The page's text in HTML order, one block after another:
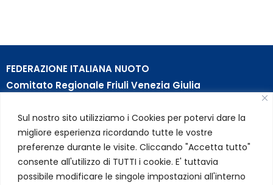
Sul nostro sito utilizziamo i Cookies per potervi dare la
migliore esperienza ricordando tutte le vostre
preferenze durante le visite. Cliccando "Accetta tutto"
consente all'utilizzo di TUTTI i cookie. E' tuttavia
possibile modificare le singole impostazioni all'interno
FEDERAZIONE ITALIANA NUOTO
Comitato Regionale Friuli Venezia Giulia
Trieste (TS)
Partita Iva 01384031009
Codice Fiscale 05284670584
Codice SDI USAL8PV – Rif. Amm. TC025